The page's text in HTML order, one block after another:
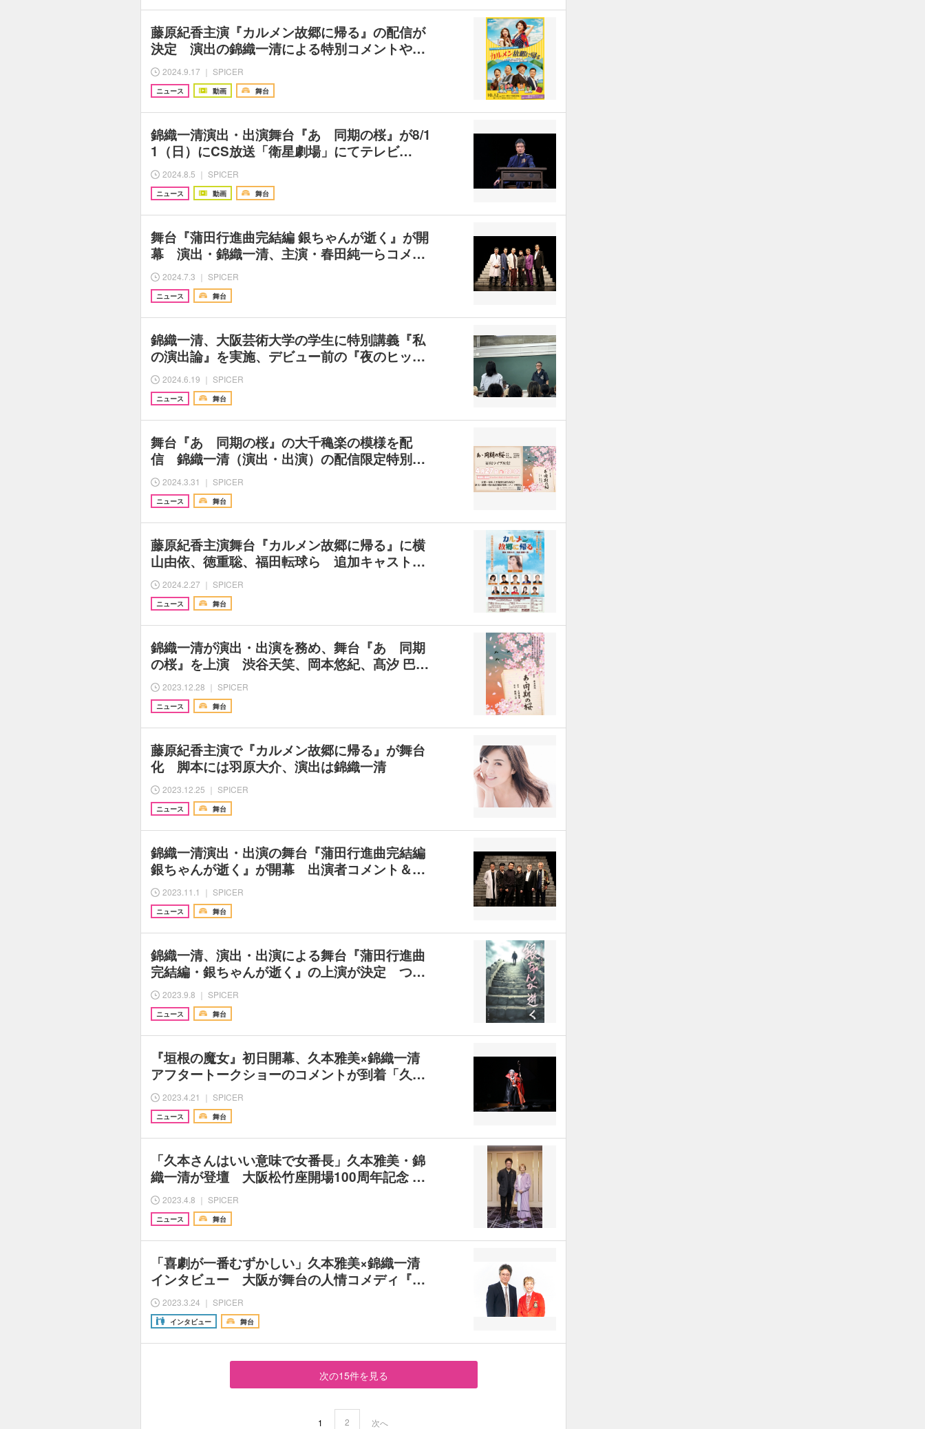
藤原紀香主演『カルメン故郷に帰る』の配信が
決定 演出の錦織一清による特別コメントや…
2024.9.17 ｜ SPICER
ニュース 動画 舞台
錦織一清演出・出演舞台『あゝ同期の桜』が8/1
1（日）にCS放送「衛星劇場」にてテレビ…
2024.8.5 ｜ SPICER
ニュース 動画 舞台
舞台『蒲田行進曲完結編 銀ちゃんが逝く』が開
幕 演出・錦織一清、主演・春田純一らコメ…
2024.7.3 ｜ SPICER
ニュース 舞台
錦織一清、大阪芸術大学の学生に特別講義『私
の演出論』を実施、デビュー前の『夜のヒッ…
2024.6.19 ｜ SPICER
ニュース 舞台
舞台『あゝ同期の桜』の大千穐楽の模様を配
信 錦織一清（演出・出演）の配信限定特別…
2024.3.31 ｜ SPICER
ニュース 舞台
藤原紀香主演舞台『カルメン故郷に帰る』に横
山由依、徳重聡、福田転球ら 追加キャスト…
2024.2.27 ｜ SPICER
ニュース 舞台
錦織一清が演出・出演を務め、舞台『あゝ同期
の桜』を上演 渋谷天笑、岡本悠紀、髙汐 巴…
2023.12.28 ｜ SPICER
ニュース 舞台
藤原紀香主演で『カルメン故郷に帰る』が舞台
化 脚本には羽原大介、演出は錦織一清
2023.12.25 ｜ SPICER
ニュース 舞台
錦織⼀清演出・出演の舞台『蒲田行進曲完結編
銀ちゃんが逝く』が開幕 出演者コメント＆…
2023.11.1 ｜ SPICER
ニュース 舞台
錦織一清、演出・出演による舞台『蒲田行進曲
完結編・銀ちゃんが逝く』の上演が決定 つ…
2023.9.8 ｜ SPICER
ニュース 舞台
『垣根の魔女』初日開幕、久本雅美×錦織一清
アフタートークショーのコメントが到着「久…
2023.4.21 ｜ SPICER
ニュース 舞台
「久本さんはいい意味で女番長」久本雅美・錦
織一清が登壇 大阪松竹座開場100周年記念 …
2023.4.8 ｜ SPICER
ニュース 舞台
「喜劇が一番むずかしい」久本雅美×錦織一清
インタビュー 大阪が舞台の人情コメディ『…
2023.3.24 ｜ SPICER
インタビュー 舞台
次の15件を見る
1 2 次へ